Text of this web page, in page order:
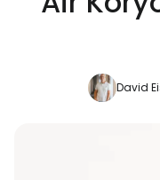
David
...